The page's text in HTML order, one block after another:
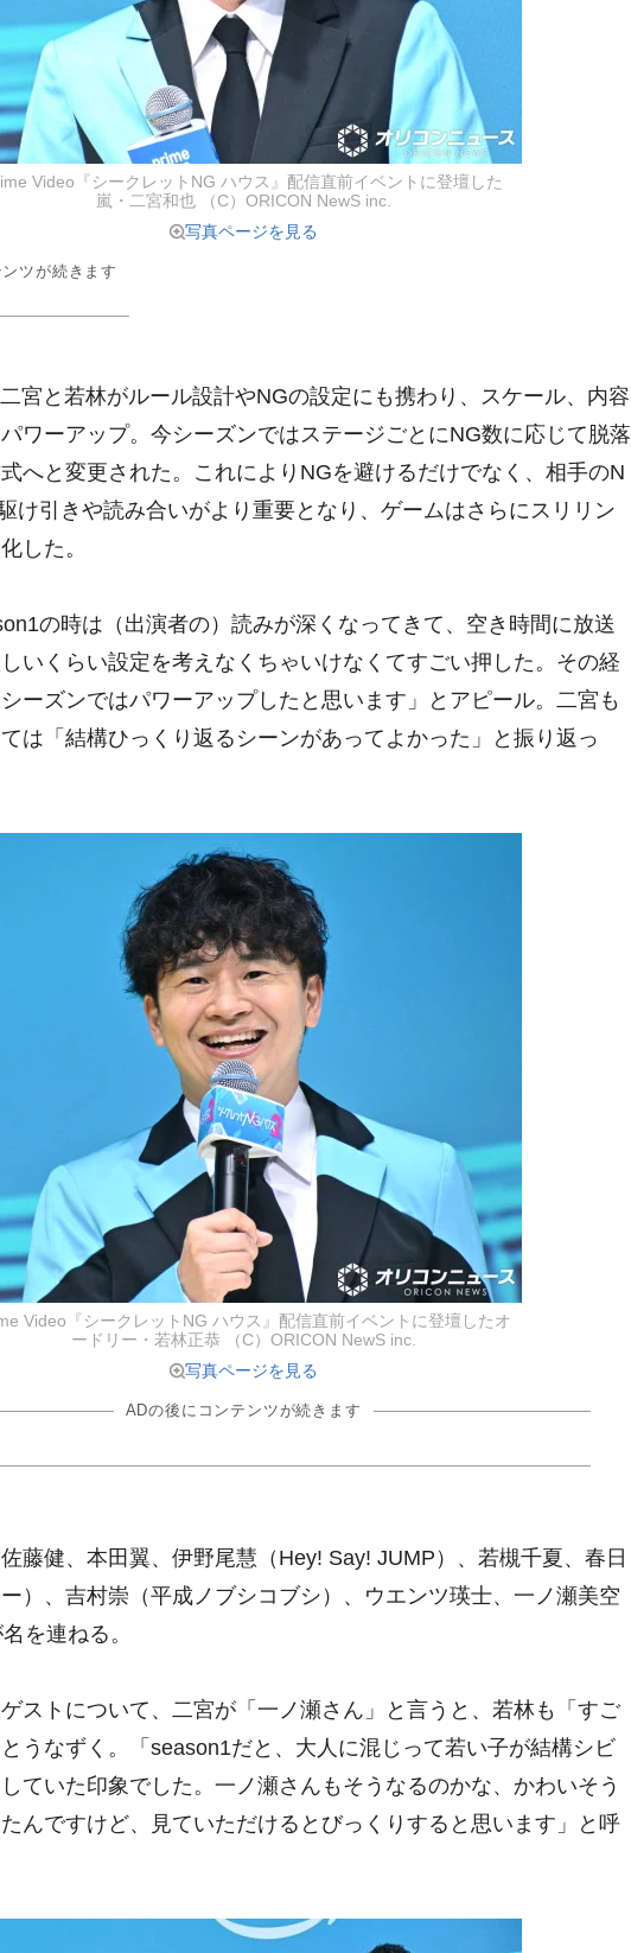
Video『シークレットNG ハウス』配信直前イベントに登壇した
嵐・二宮和也 （C）ORICON NewS inc.
写真ページを見る
ツが続きます
宮と若林がルール設計やNGの設定にも携わり、スケール、内容
ワーアップ。今シーズンではステージごとにNG数に応じて脱落
へと変更された。これによりNGを避けるだけでなく、相手のN
け引きや読み合いがより重要となり、ゲームはさらにスリリン
した。
の時は（出演者の）読みが深くなってきて、空き時間に放送
いくらい設定を考えなくちゃいけなくてすごい押した。その経
ーズンではパワーアップしたと思います」とアピール。二宮も
は「結構ひっくり返るシーンがあってよかった」と振り返っ
Video『シークレットNG ハウス』配信直前イベントに登壇したオ
ードリー・若林正恭 （C）ORICON NewS inc.
写真ページを見る
ADの後にコンテンツが続きます
藤健、本田翼、伊野尾慧（Hey! Say! JUMP）、若槻千夏、春日
）、吉村崇（平成ノブシコブシ）、ウエンツ瑛士、一ノ瀬美空
を連ねる。
ストについて、二宮が「一ノ瀬さん」と言うと、若林も「すご
うなずく。「season1だと、大人に混じって若い子が結構シビ
ていた印象でした。一ノ瀬さんもそうなるのかな、かわいそう
んですけど、見ていただけるとびっくりすると思います」と呼